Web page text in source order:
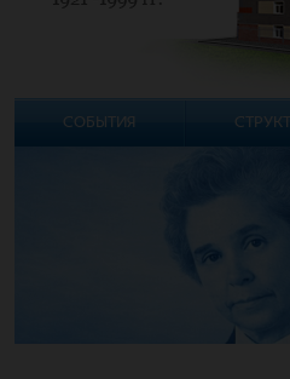
СОБЫТИЯ